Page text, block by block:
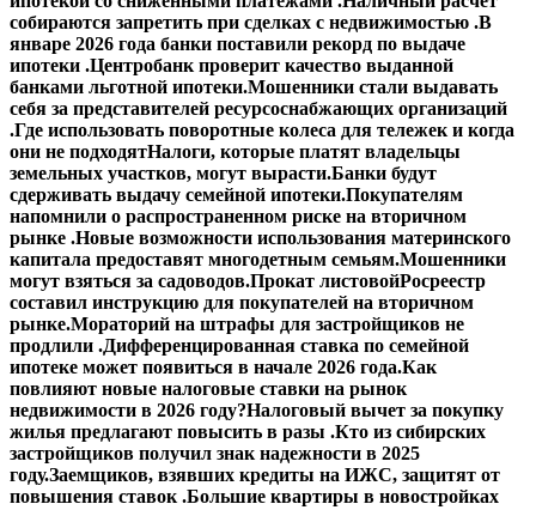
собираются запретить при сделках с недвижимостью .В
январе 2026 года банки поставили рекорд по выдаче
ипотеки .Центробанк проверит качество выданной
банками льготной ипотеки.Мошенники стали выдавать
себя за представителей ресурсоснабжающих организаций
.Где использовать поворотные колеса для тележек и когда
они не подходятНалоги, которые платят владельцы
земельных участков, могут вырасти.Банки будут
сдерживать выдачу семейной ипотеки.Покупателям
напомнили о распространенном риске на вторичном
рынке .Новые возможности использования материнского
капитала предоставят многодетным семьям.Мошенники
могут взяться за садоводов.Прокат листовойРосреестр
составил инструкцию для покупателей на вторичном
рынке.Мораторий на штрафы для застройщиков не
продлили .Дифференцированная ставка по семейной
ипотеке может появиться в начале 2026 года.Как
повлияют новые налоговые ставки на рынок
недвижимости в 2026 году?Налоговый вычет за покупку
жилья предлагают повысить в разы .Кто из сибирских
застройщиков получил знак надежности в 2025
году.Заемщиков, взявших кредиты на ИЖС, защитят от
повышения ставок .Большие квартиры в новостройках